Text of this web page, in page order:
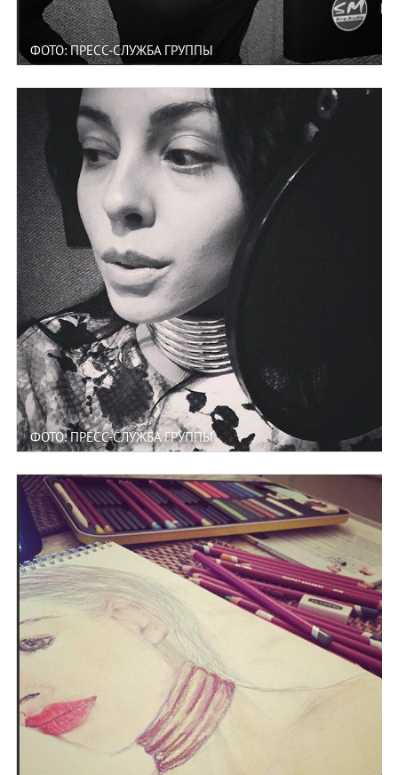
ФОТО: ПРЕСС-СЛУЖБА ГРУППЫ
ФОТО: ПРЕСС-СЛУЖБА ГРУППЫ